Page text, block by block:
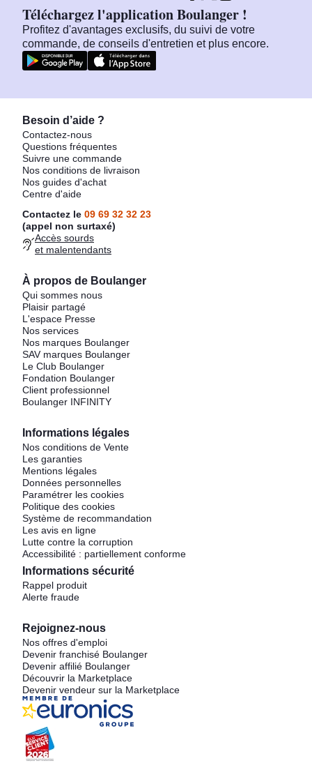
Téléchargez l'application Boulanger !
Profitez d'avantages exclusifs, du suivi de votre
commande, de conseils d'entretien et plus encore.
Besoin d’aide ?
Contactez-nous
Questions fréquentes
Suivre une commande
Nos conditions de livraison
Nos guides d'achat
Centre d'aide
Contactez le 09 69 32 32 23
(appel non surtaxé)
Accès sourds
et malentendants
À propos de Boulanger
Qui sommes nous
Plaisir partagé
L'espace Presse
Nos services
Nos marques Boulanger
SAV marques Boulanger
Le Club Boulanger
Fondation Boulanger
Client professionnel
Boulanger INFINITY
Informations légales
Nos conditions de Vente
Les garanties
Mentions légales
Données personnelles
Paramétrer les cookies
Politique des cookies
Système de recommandation
Les avis en ligne
Lutte contre la corruption
Accessibilité : partiellement conforme
Informations sécurité
Rappel produit
Alerte fraude
Rejoignez-nous
Nos offres d'emploi
Devenir franchisé Boulanger
Devenir affilié Boulanger
Découvrir la Marketplace
Devenir vendeur sur la Marketplace